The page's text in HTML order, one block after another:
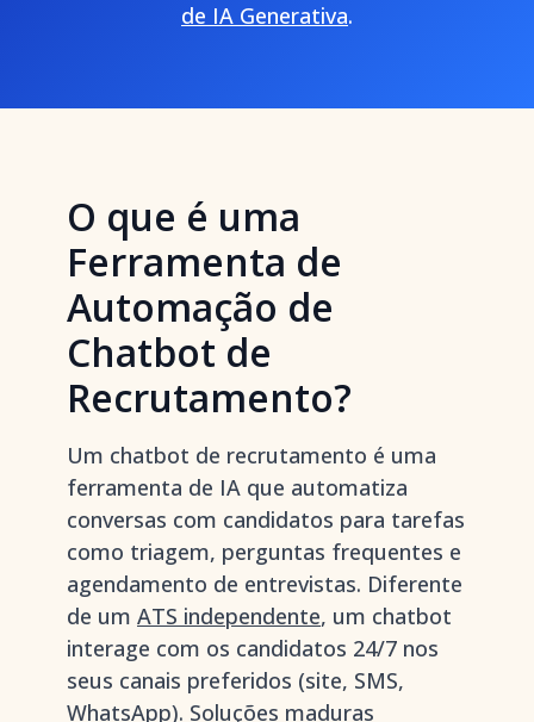
de IA Generativa.
O que é uma
Ferramenta de
Automação de
Chatbot de
Recrutamento?
Um chatbot de recrutamento é uma
ferramenta de IA que automatiza
conversas com candidatos para tarefas
como triagem, perguntas frequentes e
agendamento de entrevistas. Diferente
de um ATS independente, um chatbot
interage com os candidatos 24/7 nos
seus canais preferidos (site, SMS,
WhatsApp). Soluções maduras